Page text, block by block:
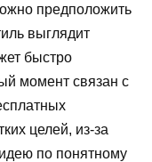
предположить
выглядит
быстро
момент связан с
целей, из-за
по понятному